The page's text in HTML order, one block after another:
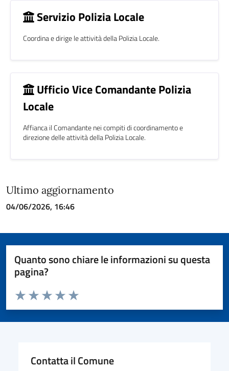
Servizio Polizia Locale
Coordina e dirige le attività della Polizia Locale.
Ufficio Vice Comandante Polizia
Locale
Affianca il Comandante nei compiti di coordinamento e
direzione delle attività della Polizia Locale.
Ultimo aggiornamento
04/06/2026, 16:46
Quanto sono chiare le informazioni su questa
pagina?
Valuta da 1 a 5 stelle la pagina
Valuta 5 stelle su 5
Valuta 4 stelle su 5
Valuta 3 stelle su 5
Valuta 2 stelle su 5
Valuta 1 stelle su 5
Contatta il Comune